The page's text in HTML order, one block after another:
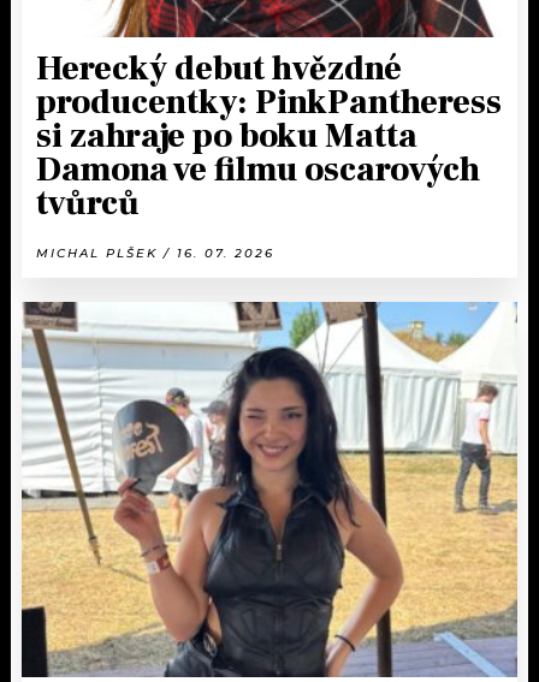
Herecký debut hvězdné
producentky: PinkPantheress
si zahraje po boku Matta
Damona ve filmu oscarových
tvůrců
MICHAL PLŠEK / 16. 07. 2026